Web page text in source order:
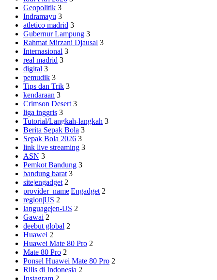
Geopolitik 3
Indramayu 3
atletico madrid 3
Gubernur Lampung 3
Rahmat Mirzani Djausal 3
Internasional 3
real madrid 3
digital 3
pemudik 3
Tips dan Trik 3
kendaraan 3
Crimson Desert 3
liga inggris 3
Tutorial/Langkah-langkah 3
Berita Sepak Bola 3
Sepak Bola 2026 3
link live streaming 3
ASN 3
Pemkot Bandung 3
bandung barat 3
site|engadget 2
provider_name|Engadget 2
region|US 2
language|en-US 2
Gawai 2
deebut global 2
Huawei 2
Huawei Mate 80 Pro 2
Mate 80 Pro 2
Ponsel Huawei Mate 80 Pro 2
Rilis di Indonesia 2